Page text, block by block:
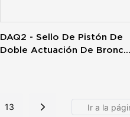
DAQ2 - Sello De Pistón De
Doble Actuación De Bronce
13